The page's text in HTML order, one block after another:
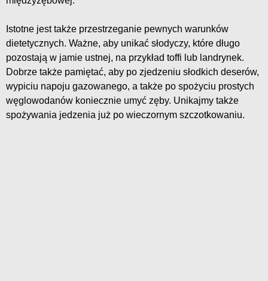
Istotne jest także przestrzeganie pewnych warunków
dietetycznych. Ważne, aby unikać słodyczy, które długo
pozostają w jamie ustnej, na przykład toffi lub landrynek.
Dobrze także pamiętać, aby po zjedzeniu słodkich deserów,
wypiciu napoju gazowanego, a także po spożyciu prostych
węglowodanów koniecznie umyć zęby. Unikajmy także
spożywania jedzenia już po wieczornym szczotkowaniu.